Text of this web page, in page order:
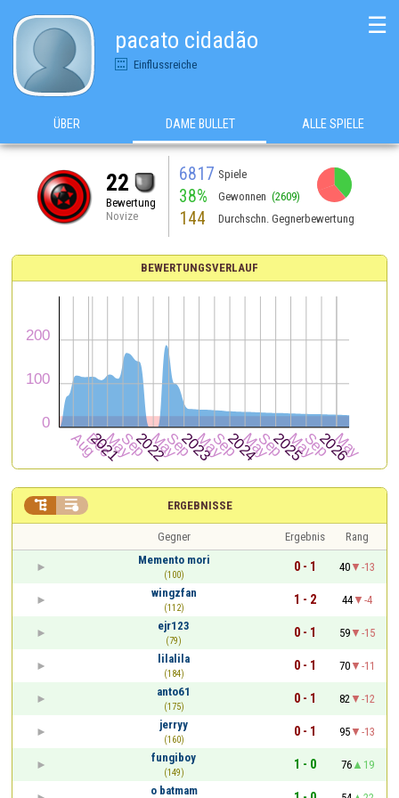
pacato cidadão
Einflussreiche
☰
ÜBER DAME BULLET ALLE SPIELE
22
Bewertung
Novize
6817 Spiele
38% Gewonnen (2609)
144 Durchschn. Gegnerbewertung
BEWERTUNGSVERLAUF
ERGEBNISSE
 
Gegner Ergebnis
Rang
Memento mori
(100)
0 - 1 40
-13
wingzfan
(112)
1 - 2 44
-4
ejr123
(79)
0 - 1 59
-15
lilalila
(184)
0 - 1 70
-11
anto61
(175)
0 - 1 82
-12
jerryy
(160)
0 - 1 95
-13
fungiboy
(149)
1 - 0 76
19
o batmam